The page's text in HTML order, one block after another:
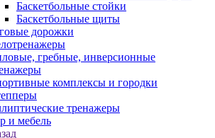
Баскетбольные стойки
Баскетбольные щиты
дорожки
гребные, инверсионные
комплексы и городки
тренажеры
и мебель